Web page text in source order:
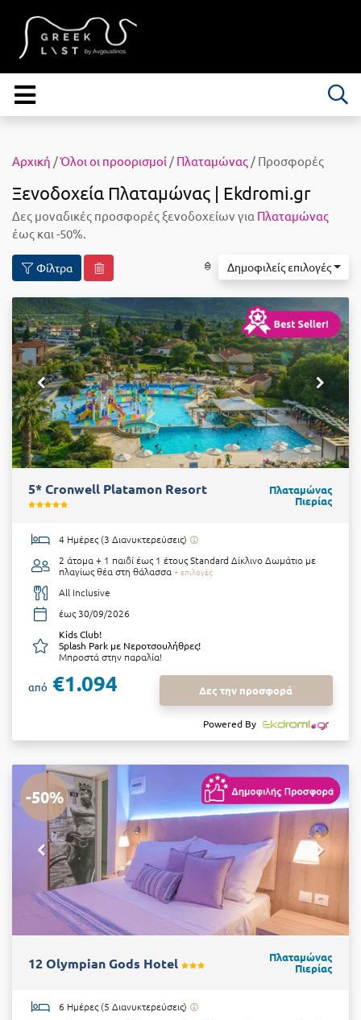
Αρχική /Όλοι οι προορισμοί / Πλαταμώνας / Προσφορές
Ξενοδοχεία Πλαταμώνας | Ekdromi.gr
Δες μοναδικές προσφορές ξενοδοχείων για Πλαταμώνας
έως και -50%.
Φίλτρα Δημοφιλείς επιλογές
5* Cronwell Platamon Resort
Πλαταμώνας
Πιερίας
4 Ημέρες (3 Διανυκτερεύσεις)
2 άτομα + 1 παιδί έως 1 έτουςStandard Δίκλινο Δωμάτιο με
πλαγίως θέα στη θάλασσα + επιλογές
All Inclusive
έως 30/09/2026
Kids Club!
Splash Park με Νεροτσουλήθρες!
Μπροστά στην παραλία!
από €1.094 Δες την προσφορά
Powered By
-50%
12 Olympian Gods Hotel
Πλαταμώνας
Πιερίας
6 Ημέρες (5 Διανυκτερεύσεις)